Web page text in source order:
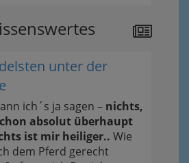
unter der
ich´s ja sagen – nichts,
absolut überhaupt
ist mir heiliger.. Wie
dem Pferd gerecht